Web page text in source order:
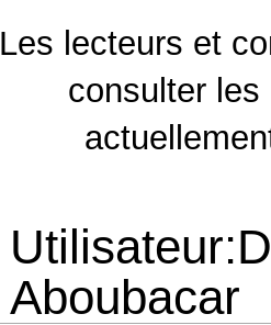
Les lecteurs et
consulter les
Aboubacar